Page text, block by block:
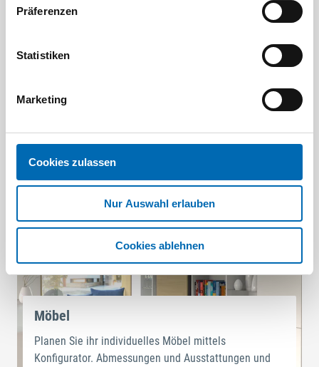
Präferenzen
Statistiken
Marketing
Cookies zulassen
Nur Auswahl erlauben
Cookies ablehnen
In wenigen Schritten zur maßgenauen Schiebetüre. In
Raumteiler.
Möbel
Planen Sie ihr individuelles Möbel mittels
Konfigurator. Abmessungen und Ausstattungen und